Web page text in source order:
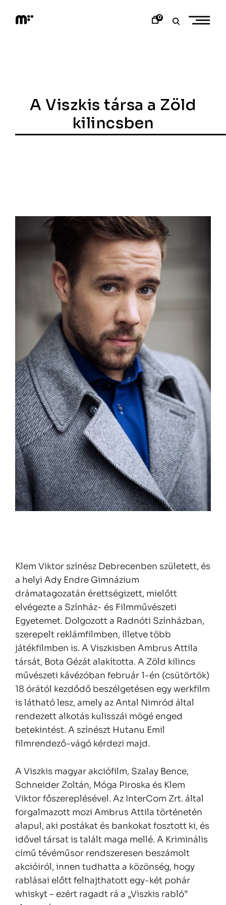
content
0
A Viszkis társa a Zöld
kilincsben
Klem Viktor színész Debrecenben született, és
a helyi Ady Endre Gimnázium
drámatagozatán érettségizett, mielőtt
elvégezte a Színház- és Filmművészeti
Egyetemet. Dolgozott a Radnóti Színházban,
szerepelt reklámfilmben, illetve több
játékfilmben is. A Viszkisben Ambrus Attila
társát, Bota Gézát alakította. A Zöld kilincs
művészeti kávézóban február 1-én (csütörtök)
18 órától kezdődő beszélgetésen egy werkfilm
is látható lesz, amely az Antal Nimród által
rendezett alkotás kulisszái mögé enged
betekintést. A színészt Hutanu Emil
filmrendező-vágó kérdezi majd.
A Viszkis magyar akciófilm, Szalay Bence,
Schneider Zoltán, Móga Piroska és Klem
Viktor főszereplésével. Az InterCom Zrt. által
forgalmazott mozi Ambrus Attila történetén
alapul, aki postákat és bankokat fosztott ki, és
idővel társat is talált maga mellé. A Kriminális
című tévéműsor rendszeresen beszámolt
akcióiról, innen tudhatta a közönség, hogy
rablásai előtt felhajthatott egy-két pohár
whiskyt – ezért ragadt rá a „Viszkis rabló”